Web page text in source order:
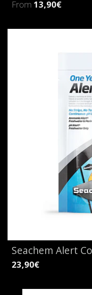
From 13,90€
Seachem Alert
23,90€